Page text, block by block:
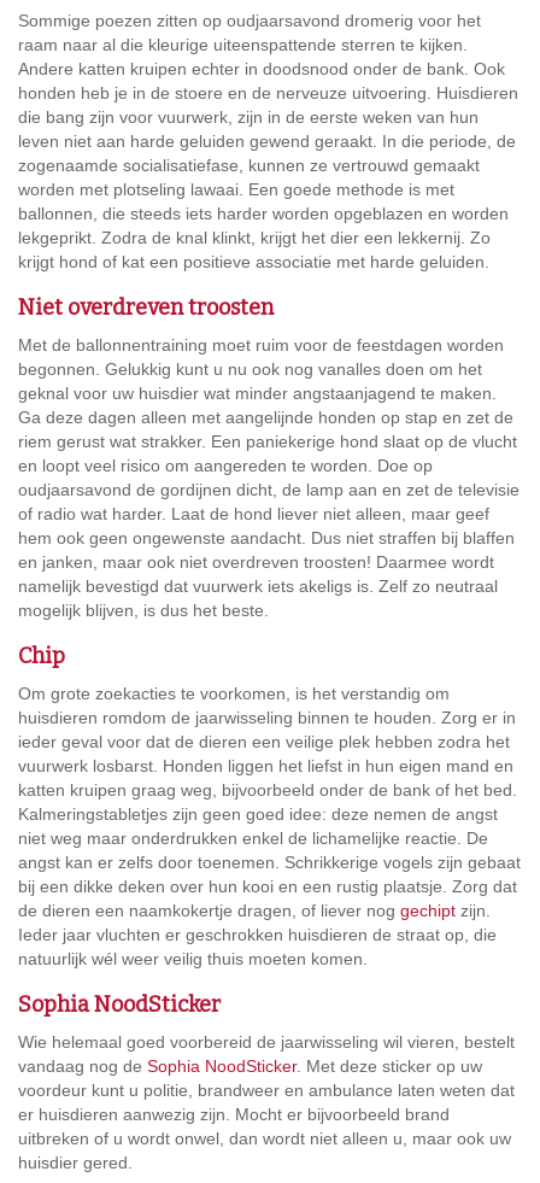
Sommige poezen zitten op oudjaarsavond dromerig voor het
raam naar al die kleurige uiteenspattende sterren te kijken.
Andere katten kruipen echter in doodsnood onder de bank. Ook
honden heb je in de stoere en de nerveuze uitvoering. Huisdieren
die bang zijn voor vuurwerk, zijn in de eerste weken van hun
leven niet aan harde geluiden gewend geraakt. In die periode, de
zogenaamde socialisatiefase, kunnen ze vertrouwd gemaakt
worden met plotseling lawaai. Een goede methode is met
ballonnen, die steeds iets harder worden opgeblazen en worden
lekgeprikt. Zodra de knal klinkt, krijgt het dier een lekkernij. Zo
krijgt hond of kat een positieve associatie met harde geluiden.
Niet overdreven troosten
Met de ballonnentraining moet ruim voor de feestdagen worden
begonnen. Gelukkig kunt u nu ook nog vanalles doen om het
geknal voor uw huisdier wat minder angstaanjagend te maken.
Ga deze dagen alleen met aangelijnde honden op stap en zet de
riem gerust wat strakker. Een paniekerige hond slaat op de vlucht
en loopt veel risico om aangereden te worden. Doe op
oudjaarsavond de gordijnen dicht, de lamp aan en zet de televisie
of radio wat harder. Laat de hond liever niet alleen, maar geef
hem ook geen ongewenste aandacht. Dus niet straffen bij blaffen
en janken, maar ook niet overdreven troosten! Daarmee wordt
namelijk bevestigd dat vuurwerk iets akeligs is. Zelf zo neutraal
mogelijk blijven, is dus het beste.
Chip
Om grote zoekacties te voorkomen, is het verstandig om
huisdieren romdom de jaarwisseling binnen te houden. Zorg er in
ieder geval voor dat de dieren een veilige plek hebben zodra het
vuurwerk losbarst. Honden liggen het liefst in hun eigen mand en
katten kruipen graag weg, bijvoorbeeld onder de bank of het bed.
Kalmeringstabletjes zijn geen goed idee: deze nemen de angst
niet weg maar onderdrukken enkel de lichamelijke reactie. De
angst kan er zelfs door toenemen. Schrikkerige vogels zijn gebaat
bij een dikke deken over hun kooi en een rustig plaatsje. Zorg dat
de dieren een naamkokertje dragen, of liever nog gechipt zijn.
Ieder jaar vluchten er geschrokken huisdieren de straat op, die
natuurlijk wél weer veilig thuis moeten komen.
Sophia NoodSticker
Wie helemaal goed voorbereid de jaarwisseling wil vieren, bestelt
vandaag nog de Sophia NoodSticker. Met deze sticker op uw
voordeur kunt u politie, brandweer en ambulance laten weten dat
er huisdieren aanwezig zijn. Mocht er bijvoorbeeld brand
uitbreken of u wordt onwel, dan wordt niet alleen u, maar ook uw
huisdier gered.